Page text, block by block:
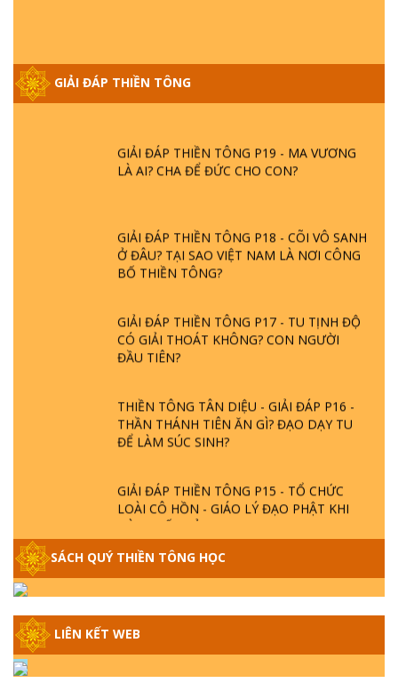
GIẢI ĐÁP THIỀN TÔNG
- BÁC NGUYỄN NHÂN LÀ AI? PHIỀN NÃO
DO ĐÂU MÀ CÓ?
GIẢI ĐÁP THIỀN TÔNG P19 - MA VƯƠNG
LÀ AI? CHA ĐỂ ĐỨC CHO CON?
GIẢI ĐÁP THIỀN TÔNG P18 - CÕI VÔ SANH
Ở ĐÂU? TẠI SAO VIỆT NAM LÀ NƠI CÔNG
BỐ THIỀN TÔNG?
GIẢI ĐÁP THIỀN TÔNG P17 - TU TỊNH ĐỘ
CÓ GIẢI THOÁT KHÔNG? CON NGƯỜI
ĐẦU TIÊN?
THIỀN TÔNG TÂN DIỆU - GIẢI ĐÁP P16 -
THẦN THÁNH TIÊN ĂN GÌ? ĐẠO DẠY TU
ĐỂ LÀM SÚC SINH?
GIẢI ĐÁP THIỀN TÔNG P15 - TỔ CHỨC
LOÀI CÔ HỒN - GIÁO LÝ ĐẠO PHẬT KHI
NÀO XUẤT BẢN
GIẢI ĐÁP THIỀN TÔNG ĐẶC BIỆT - P14 -
NGUỒN GỐC ÂM LỊCH DƯƠNG LỊCH -
TẦNG BÌNH LƯU LỚN ĐẾN ĐÂU
SÁCH QUÝ THIỀN TÔNG HỌC
LIÊN KẾT WEB